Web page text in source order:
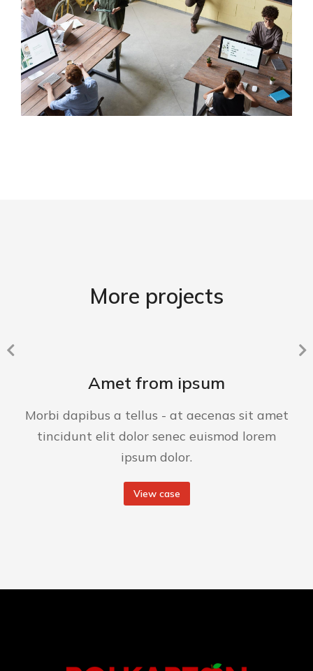
More projects
Amet from ipsum
Morbi dapibus a tellus - at aecenas sit amet
tincidunt elit dolor senec euismod lorem
ipsum dolor.
View case